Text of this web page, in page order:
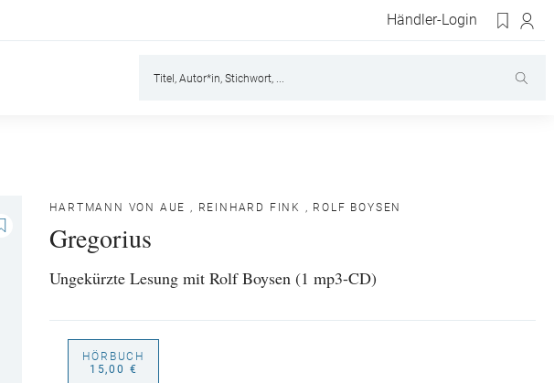
Händler-Login
HARTMANN VON AUE , REINHARD FINK , ROLF BOYSEN
Gregorius
Ungekürzte Lesung mit Rolf Boysen (1 mp3-CD)
HÖRBUCH
15,00 €